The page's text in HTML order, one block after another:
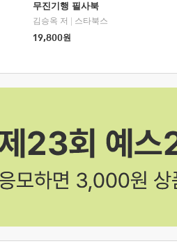
무진기행 필사북
김승옥 저
스타북스
19,800원